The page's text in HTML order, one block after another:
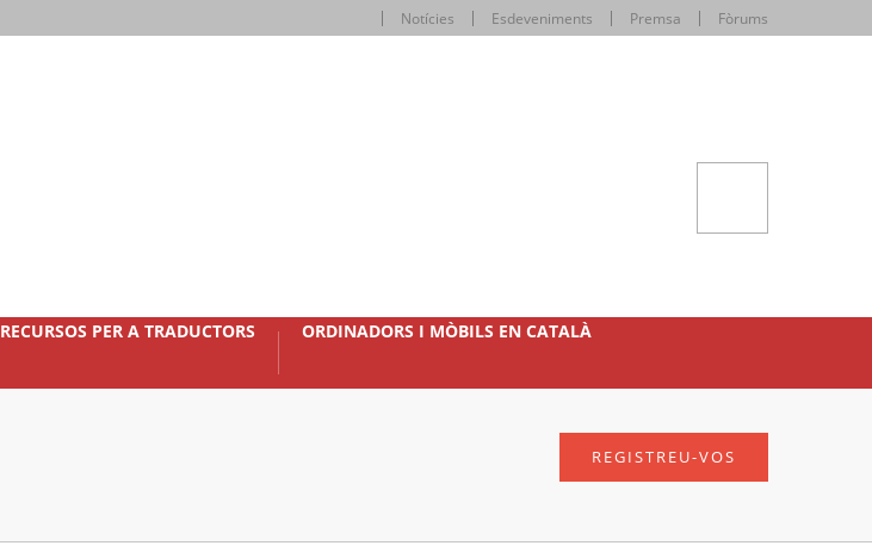
Notícies Esdeveniments Premsa Fòrums
RECURSOS PER A TRADUCTORS ORDINADORS I MÒBILS EN CATALÀ
REGISTREU-VOS